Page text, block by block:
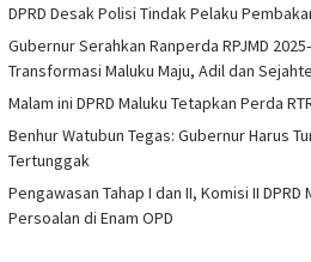
DPRD Desak Polisi Tindak Pelaku
Gubernur Serahkan Ranperda RPJMD
Transformasi Maluku Maju, Adil dan
Malam ini DPRD Maluku Tetapkan Perda
Benhur Watubun Tegas: Gubernur Harus
Tertunggak
Pengawasan Tahap I dan II, Komisi II DPRD
Persoalan di Enam OPD